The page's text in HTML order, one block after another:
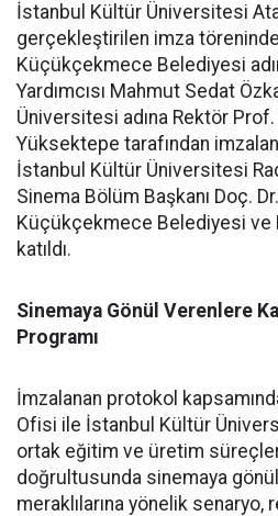
İstanbul Kültür Üniversitesi
gerçekleştirilen imza
Küçükçekmece Belediyesi
Yardımcısı Mahmut Sedat
Üniversitesi adına Rektör Prof.
Yüksektepe tarafından
İstanbul Kültür Üniversitesi
Sinema Bölüm Başkanı Doç.
Küçükçekmece Belediyesi
katıldı.
Sinemaya Gönül Verenlere
Programı
İmzalanan protokol
Ofisi ile İstanbul Kültür
ortak eğitim ve üretim
doğrultusunda sinemaya
meraklılarına yönelik